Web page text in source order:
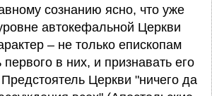
сознанию ясно, что уже
автокефальной Церкви
– не только епископам
первого в них, и признавать его
Церкви "ничего да